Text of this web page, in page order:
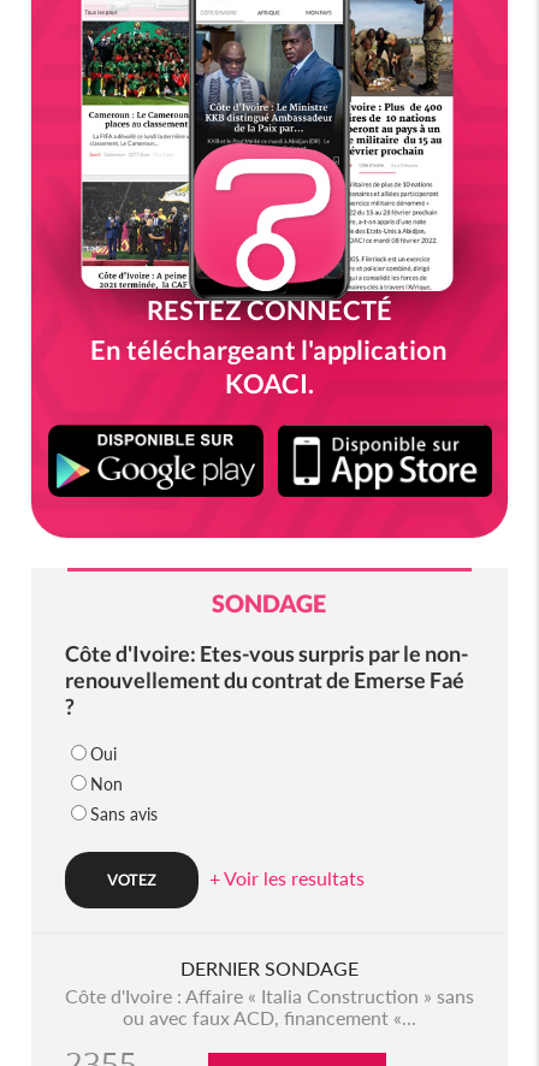
RESTEZ CONNECTÉ
En téléchargeant l'application
KOACI.
SONDAGE
Côte d'Ivoire: Etes-vous surpris par le non-
renouvellement du contrat de Emerse Faé
?
Oui
Non
Sans avis
+ Voir les resultats
DERNIER SONDAGE
Côte d'Ivoire : Affaire « Italia Construction » sans
ou avec faux ACD, financement «...